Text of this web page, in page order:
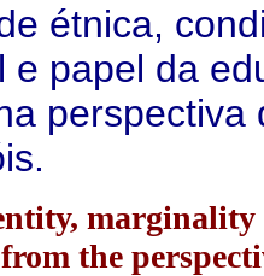
étnica,
e papel da
perspectiva
marginality
the